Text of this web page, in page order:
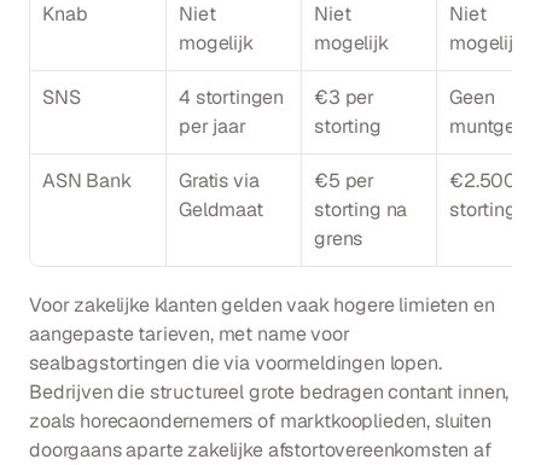
Knab
Niet
mogelijk
Niet
mogelijk
Niet
mogelijk
SNS
4 stortingen
per jaar
€3 per
storting
Geen
muntgeld
ASN Bank
Gratis via
Geldmaat
€5 per
storting na
grens
€2.500
storting
Voor zakelijke klanten gelden vaak hogere limieten en
aangepaste tarieven, met name voor
sealbagstortingen die via voormeldingen lopen.
Bedrijven die structureel grote bedragen contant innen,
zoals horecaondernemers of marktkooplieden, sluiten
doorgaans aparte zakelijke afstortovereenkomsten af